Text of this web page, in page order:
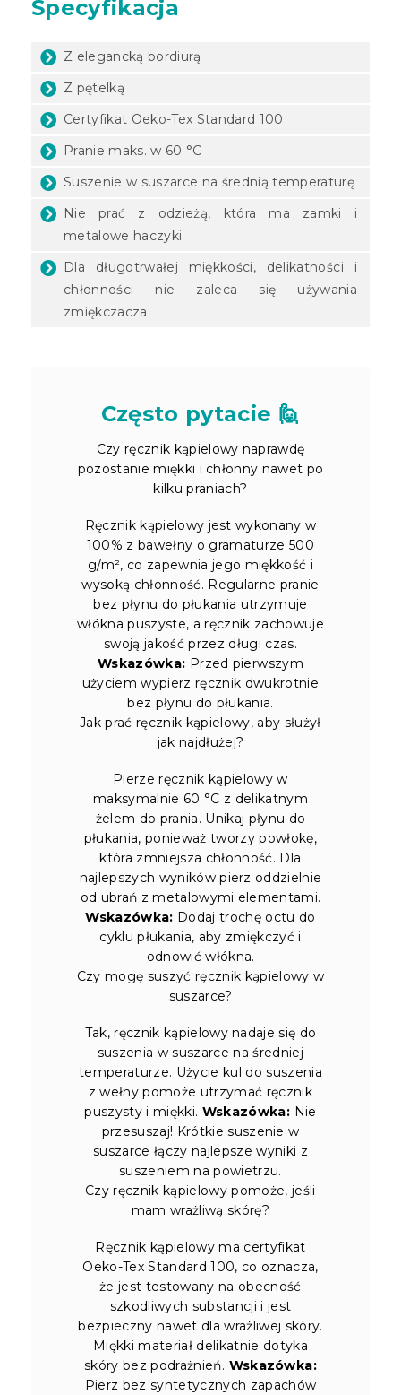
Specyfikacja
Z elegancką bordiurą
Z pętelką
Certyfikat Oeko-Tex Standard 100
Pranie maks. w 60 °C
Suszenie w suszarce na średnią temperaturę
Nie prać z odzieżą, która ma zamki i
metalowe haczyki
Dla długotrwałej miękkości, delikatności i
chłonności nie zaleca się używania
zmiękczacza
Często pytacie 🙋
Czy ręcznik kąpielowy naprawdę
pozostanie miękki i chłonny nawet po
kilku praniach?
Ręcznik kąpielowy jest wykonany w
100% z bawełny o gramaturze 500
g/m², co zapewnia jego miękkość i
wysoką chłonność. Regularne pranie
bez płynu do płukania utrzymuje
włókna puszyste, a ręcznik zachowuje
swoją jakość przez długi czas.
Wskazówka: Przed pierwszym
użyciem wypierz ręcznik dwukrotnie
bez płynu do płukania.
Jak prać ręcznik kąpielowy, aby służył
jak najdłużej?
Pierze ręcznik kąpielowy w
maksymalnie 60 °C z delikatnym
żelem do prania. Unikaj płynu do
płukania, ponieważ tworzy powłokę,
która zmniejsza chłonność. Dla
najlepszych wyników pierz oddzielnie
od ubrań z metalowymi elementami.
Wskazówka: Dodaj trochę octu do
cyklu płukania, aby zmiękczyć i
odnowić włókna.
Czy mogę suszyć ręcznik kąpielowy w
suszarce?
Tak, ręcznik kąpielowy nadaje się do
suszenia w suszarce na średniej
temperaturze. Użycie kul do suszenia
z wełny pomoże utrzymać ręcznik
puszysty i miękki. Wskazówka: Nie
przesuszaj! Krótkie suszenie w
suszarce łączy najlepsze wyniki z
suszeniem na powietrzu.
Czy ręcznik kąpielowy pomoże, jeśli
mam wrażliwą skórę?
Ręcznik kąpielowy ma certyfikat
Oeko-Tex Standard 100, co oznacza,
że jest testowany na obecność
szkodliwych substancji i jest
bezpieczny nawet dla wrażliwej skóry.
Miękki materiał delikatnie dotyka
skóry bez podrażnień. Wskazówka:
Pierz bez syntetycznych zapachów